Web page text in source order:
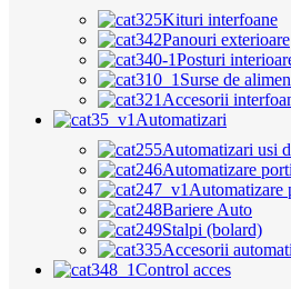
Kituri interfoane
Panouri exterioare
Posturi
Surse de
Accesorii
Automatizari
Automatizari usi
Automatizare
Automatizare
Bariere Auto
Stalpi (bolard)
Accesorii
Control acces